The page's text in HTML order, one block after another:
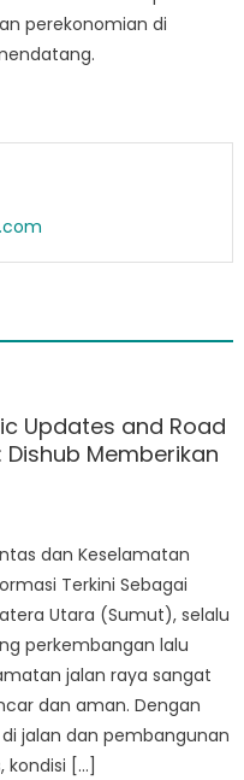
perekonomian di
Updates and Road
Memberikan
dan Keselamatan
Terkini Sebagai
Utara (Sumut), selalu
perkembangan lalu
jalan raya sangat
dan aman. Dengan
jalan dan pembangunan
kondisi […]